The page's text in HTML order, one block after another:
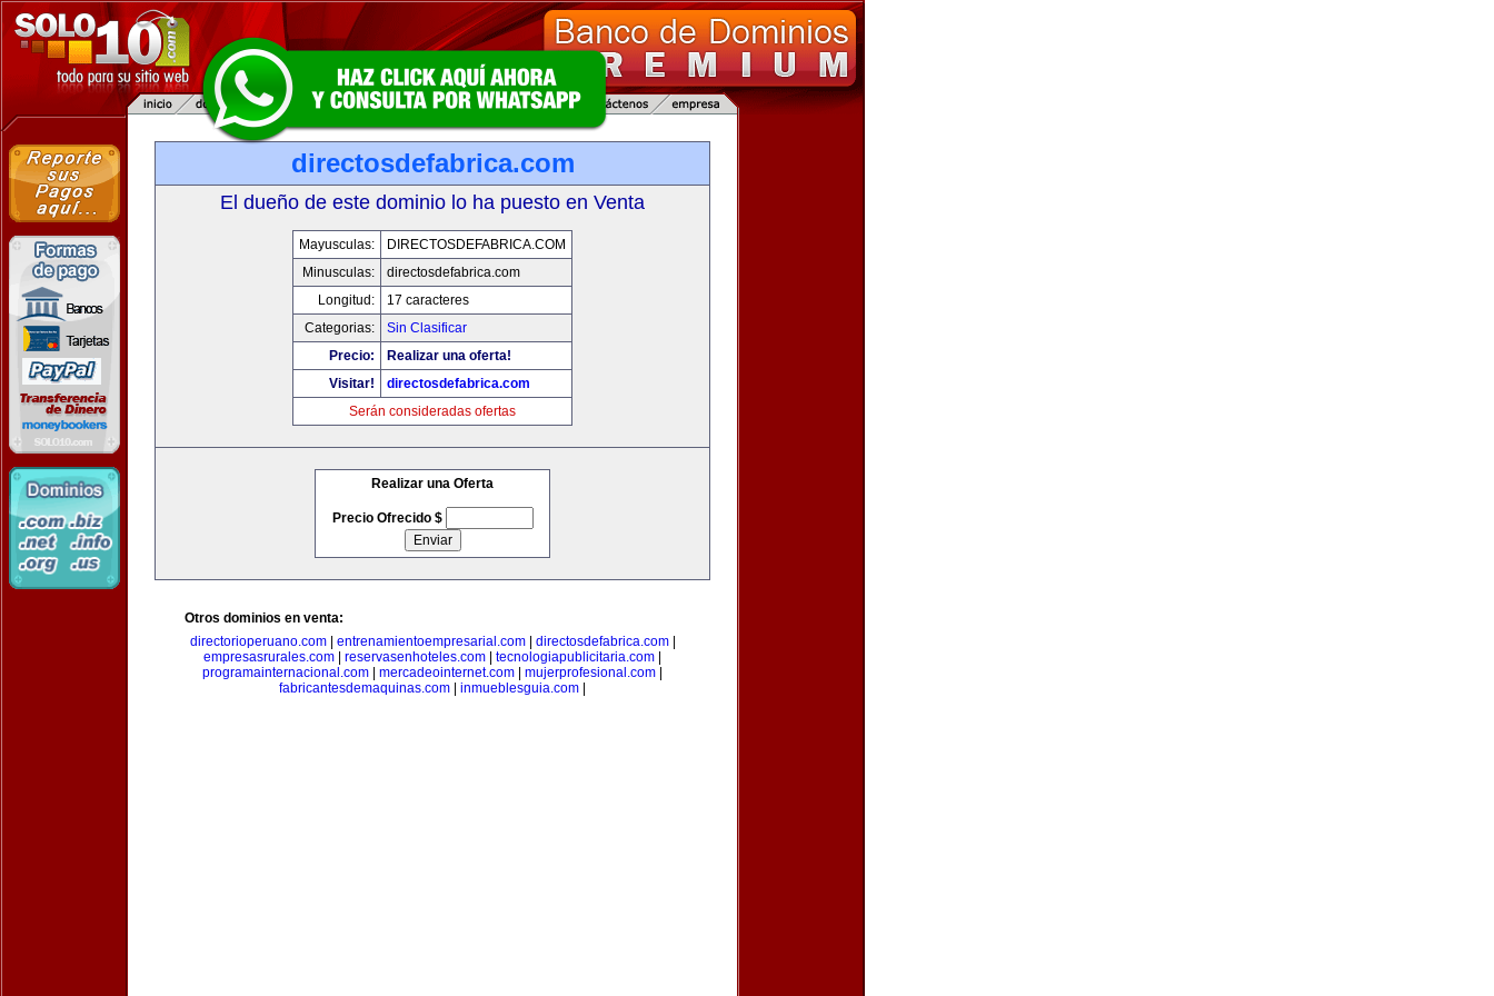
directosdefabrica.com
El dueño de este dominio lo ha puesto en Venta
Mayusculas:
DIRECTOSDEFABRICA.COM
Minusculas:
directosdefabrica.com
Longitud:
17 caracteres
Categorias:
Sin Clasificar
Precio:
Realizar una oferta!
Visitar!
directosdefabrica.com
Serán consideradas ofertas
Realizar una Oferta
Precio Ofrecido $
Otros dominios en venta:
directorioperuano.com| entrenamientoempresarial.com| directosdefabrica.com|
empresasrurales.com
reservasenhoteles.com tecnologiapublicitaria.com
programainternacional.com
mercadeointernet.com mujerprofesional.com
fabricantesdemaquinas.com
inmueblesguia.com